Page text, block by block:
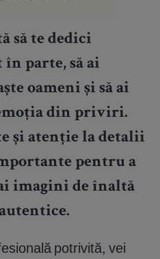
să te dedici
parte, să ai
oameni și să ai
din priviri.
și atenție la detalii
pentru a
imagini de înaltă
potrivită, vei